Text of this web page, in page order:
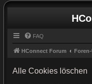
FAQ
HConnect Forum
Alle Cookies löschen